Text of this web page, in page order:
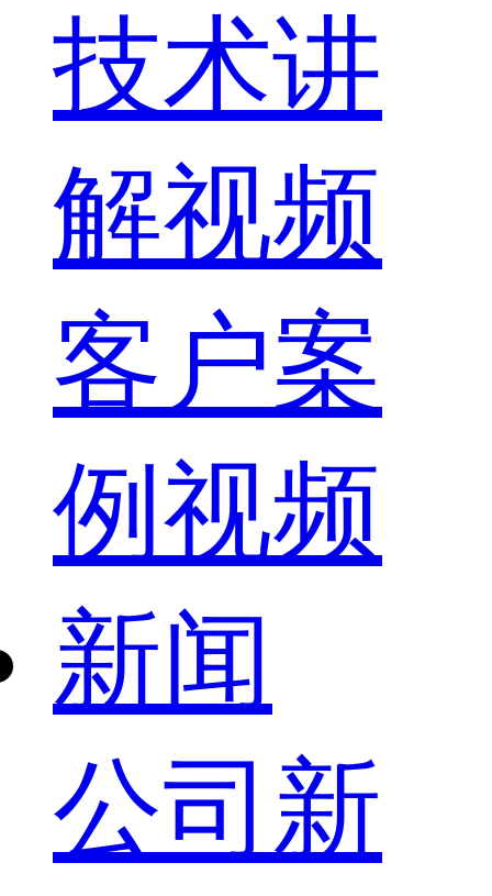
技术讲
解视频
客户案
例视频
新闻
公司新